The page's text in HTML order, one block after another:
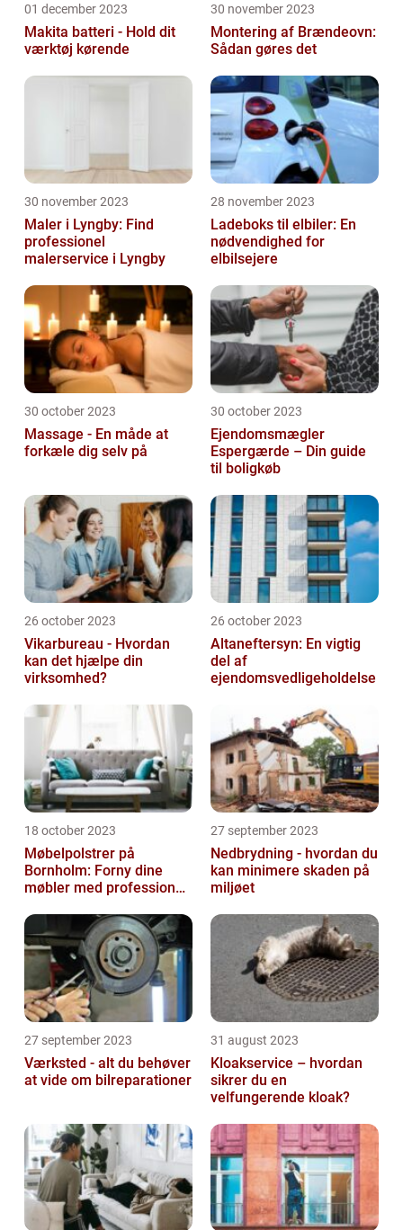
01 december 2023
Makita batteri - Hold dit
værktøj kørende
30 november 2023
Montering af Brændeovn:
Sådan gøres det
30 november 2023
Maler i Lyngby: Find
professionel
malerservice i Lyngby
28 november 2023
Ladeboks til elbiler: En
nødvendighed for
elbilsejere
30 october 2023
Massage - En måde at
forkæle dig selv på
30 october 2023
Ejendomsmægler
Espergærde – Din guide
til boligkøb
26 october 2023
Vikarbureau - Hvordan
kan det hjælpe din
virksomhed?
26 october 2023
Altaneftersyn: En vigtig
del af
ejendomsvedligeholdelse
18 october 2023
Møbelpolstrer på
Bornholm: Forny dine
møbler med professionel
27 september 2023
Nedbrydning - hvordan du
kan minimere skaden på
miljøet
27 september 2023
Værksted - alt du behøver
at vide om bilreparationer
31 august 2023
Kloakservice – hvordan
sikrer du en
velfungerende kloak?